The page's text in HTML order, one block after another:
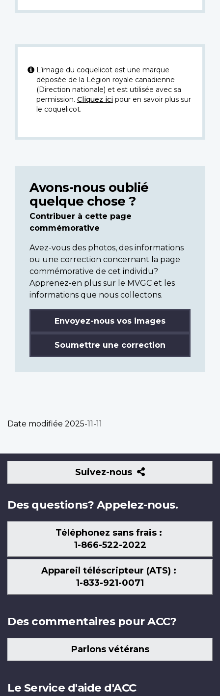
L’image du coquelicot est une marque
déposée de la Légion royale canadienne
(Direction nationale) et est utilisée avec sa
permission. Cliquez icipour en savoir plus sur
le coquelicot.
Avons-nous oublié
quelque chose ?
Contribuer à cette page
commémorative
Avez-vous des photos, des informations
ou une correction concernant la page
commémorative de cet individu?
Apprenez-en plus sur le MVGC et les
informations que nous collectons.
Envoyez-nous vos images
Soumettre une correction
Date modifiée 2025-11-11
Suivez-nous
Suivez-
nous
Des questions? Appelez-nous.
Téléphonez sans frais :
1-866-522-2022
Appareil téléscripteur (ATS) :
1-833-921-0071
Des commentaires pour ACC?
Parlons vétérans
Le Service d'aide d'ACC